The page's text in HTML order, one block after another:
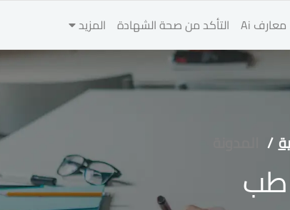
معارف Ai التأكد من صحة الشهادة المزيد
طب